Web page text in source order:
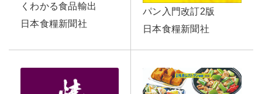
くわかる食品輸出
日本食糧新聞社
パン入門改訂2版
日本食糧新聞社